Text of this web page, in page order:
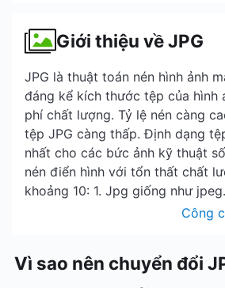
Giới thiệu về JPG
JPG là thuật toán nén hình ảnh
đáng kể kích thước tệp của hình
phí chất lượng. Tỷ lệ nén càng
tệp JPG càng thấp. Định dạng
nhất cho các bức ảnh kỹ thuật
nén điển hình với tổn thất chất
khoảng 10: 1. Jpg giống như jpeg.
Công
Vì sao nên chuyển đổi